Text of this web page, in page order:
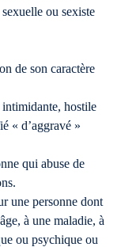
ou sexiste
de son caractère
intimidante, hostile
« d’aggravé »
qui abuse de
une personne dont
à une maladie, à
ou psychique ou